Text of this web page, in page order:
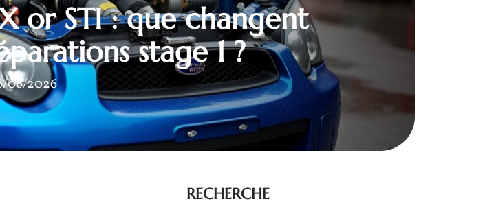
or STI : que changent
stage 1 ?
06/2026
RECHERCHE